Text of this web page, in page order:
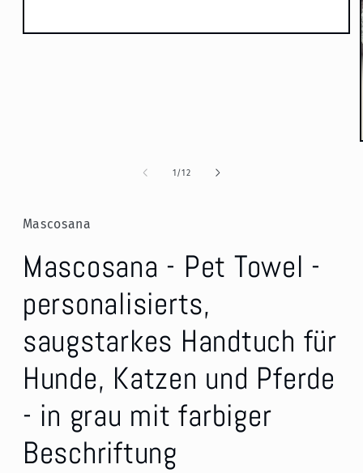
Medien
1/von
12
Mascosana
Mascosana - Pet Towel -
personalisierts,
saugstarkes Handtuch für
Hunde, Katzen und Pferde
- in grau mit farbiger
Beschriftung